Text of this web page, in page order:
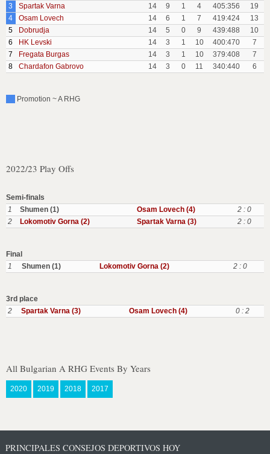
3
Spartak Varna 14 9 1 4 405:356
19
4
Osam Lovech 14 6 1 7 419:424
13
5
Dobrudja 14 5 0 9 439:488
10
6
HK Levski 14 3 1 10 400:470
7
7
Fregata Burgas 14 3 1 10 379:408
7
8
Chardafon Gabrovo 14 3 0 11 340:440 6
Promotion ~ A RHG
2022/23 Play Offs
Semi-finals
1
Shumen (1) Osam Lovech (4)
2 : 0
2
Lokomotiv Gorna (2) Spartak Varna (3) 2 : 0
Final
1
Shumen (1) Lokomotiv Gorna (2) 2 : 0
3rd place
2
Spartak Varna (3) Osam Lovech (4) 0 : 2
All Bulgarian A RHG Events By Years
2020 2019 2018 2017
PRINCIPALES CONSEJOS DEPORTIVOS HOY